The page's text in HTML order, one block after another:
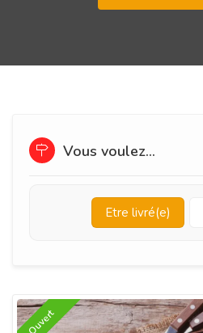
Vous voulez...
Etre livré(e)
Ouvert